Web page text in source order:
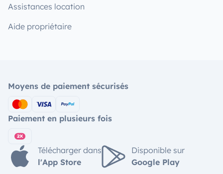
Assistances location
Aide propriétaire
Moyens de paiement sécurisés
Paiement en plusieurs fois
Télécharger dans
l'App Store
Disponible sur
Google Play